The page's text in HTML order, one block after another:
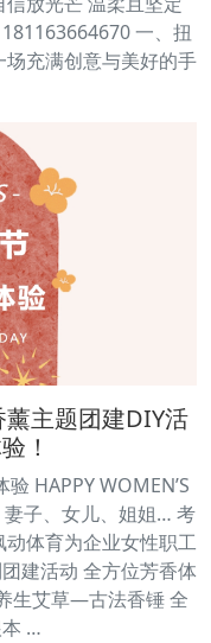
一、扭
充满创意与美好的手
主题团建DIY活
！
HAPPY WOMEN’S
妻子、女儿、姐姐… 考
体育为企业女性职工
建活动 全方位芳香体
生艾草—古法香锤 全
本 …